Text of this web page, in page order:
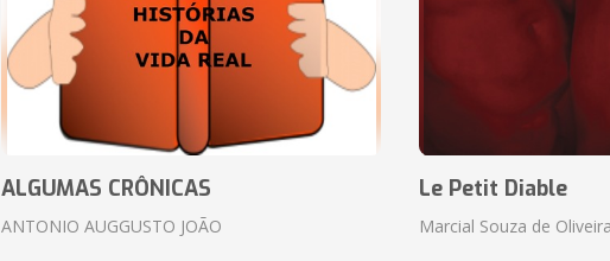
ALGUMAS CRÔNICAS
ANTONIO AUGGUSTO JOÃO
Le Petit Diable
Marcial Souza de